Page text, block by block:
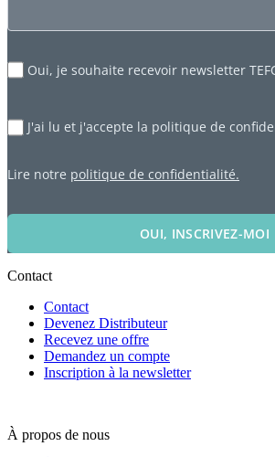
Oui, je souhaite recevoir newsletter
J'ai lu et j'accepte la politique de
Lire notre politique de confidentialité.
OUI, INSCRIVEZ-MOI
Contact
Contact
Devenez Distributeur
Recevez une offre
Demandez un compte
Inscription à la newsletter
À propos de nous